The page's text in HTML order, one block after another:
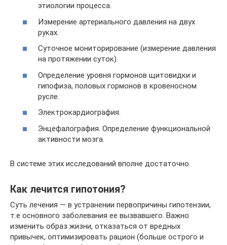
этиологии процесса.
Измерение артериального давления на двух
руках.
Суточное мониторирование (измерение давления
на протяжении суток).
Определение уровня гормонов щитовидки и
гипофиза, половых гормонов в кровеносном
русле.
Электрокардиография.
Энцефалография. Определение функциональной
активности мозга.
В системе этих исследований вполне достаточно.
Как лечится гипотония?
Суть лечения — в устранении первопричины гипотензии,
т.е основного заболевания ее вызвавшего. Важно
изменить образ жизни, отказаться от вредных
привычек, оптимизировать рацион (больше острого и